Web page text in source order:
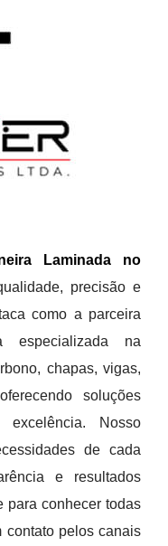
Laminada no
precisão e
como a parceira
especializada na
chapas, vigas,
soluções
Nosso
de cada
e resultados
para conhecer todas
contato pelos canais